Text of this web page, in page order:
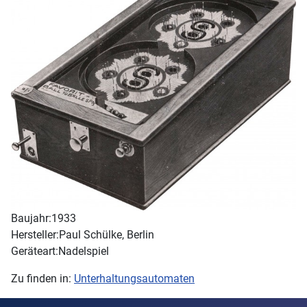
Baujahr:1933
Hersteller:Paul Schülke, Berlin
Geräteart:Nadelspiel
Zu finden in: Unterhaltungsautomaten